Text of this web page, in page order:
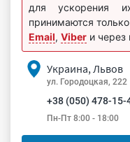
для ускорения
принимаются
Email, Viber и через
Украина, Львов
ул. Городоцкая, 222
+38 (050) 478-15-
Пн-Пт 8:00 - 18:00